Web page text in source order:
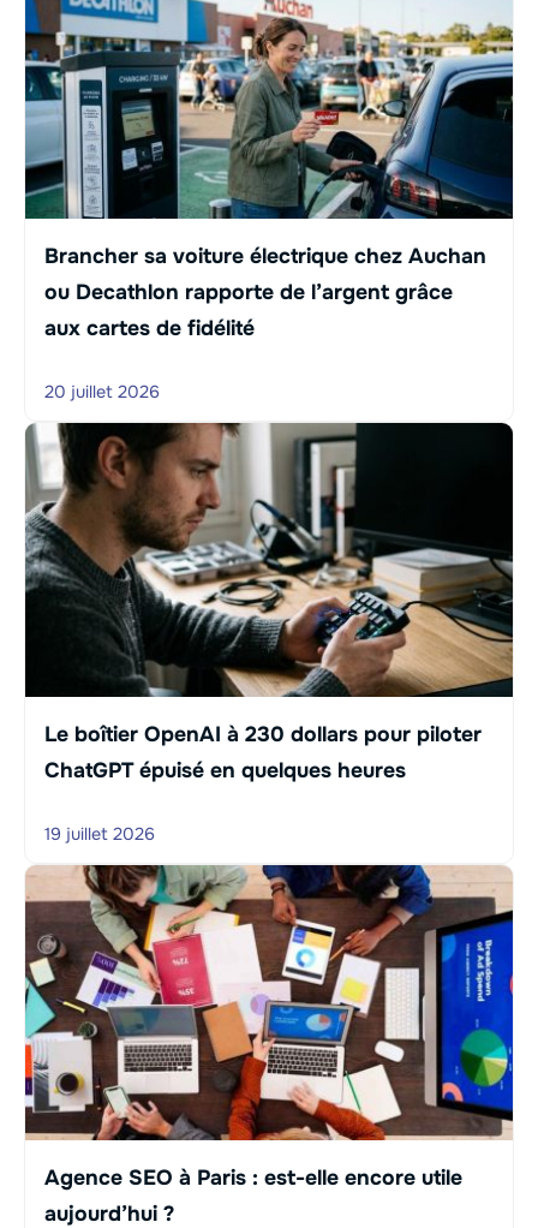
Brancher sa voiture électrique chez Auchan
ou Decathlon rapporte de l’argent grâce
aux cartes de fidélité
20 juillet 2026
Le boîtier OpenAI à 230 dollars pour piloter
ChatGPT épuisé en quelques heures
19 juillet 2026
Agence SEO à Paris : est-elle encore utile
aujourd’hui ?